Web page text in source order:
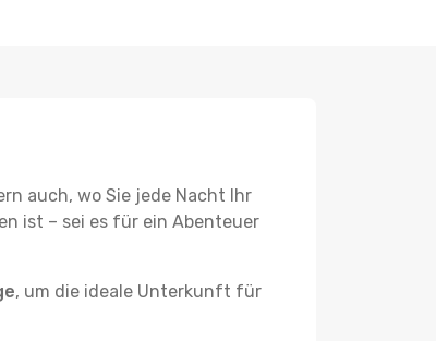
auch, wo Sie jede Nacht Ihr
ist – sei es für ein Abenteuer
, um die ideale Unterkunft für